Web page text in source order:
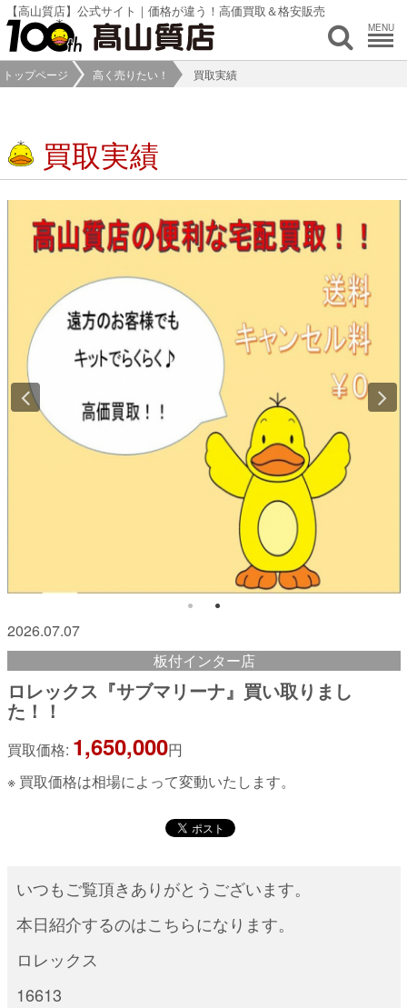
【高山質店】公式サイト｜価格が違う！高価買取＆格安販売
MENU
トップページ 高く売りたい！ 買取実績
買取実績
2026.07.07
板付インター店
ロレックス『サブマリーナ』買い取りまし
た！！
買取価格: 1,650,000円
※ 買取価格は相場によって変動いたします。
いつもご覧頂きありがとうございます。
本日紹介するのはこちらになります。
ロレックス
16613